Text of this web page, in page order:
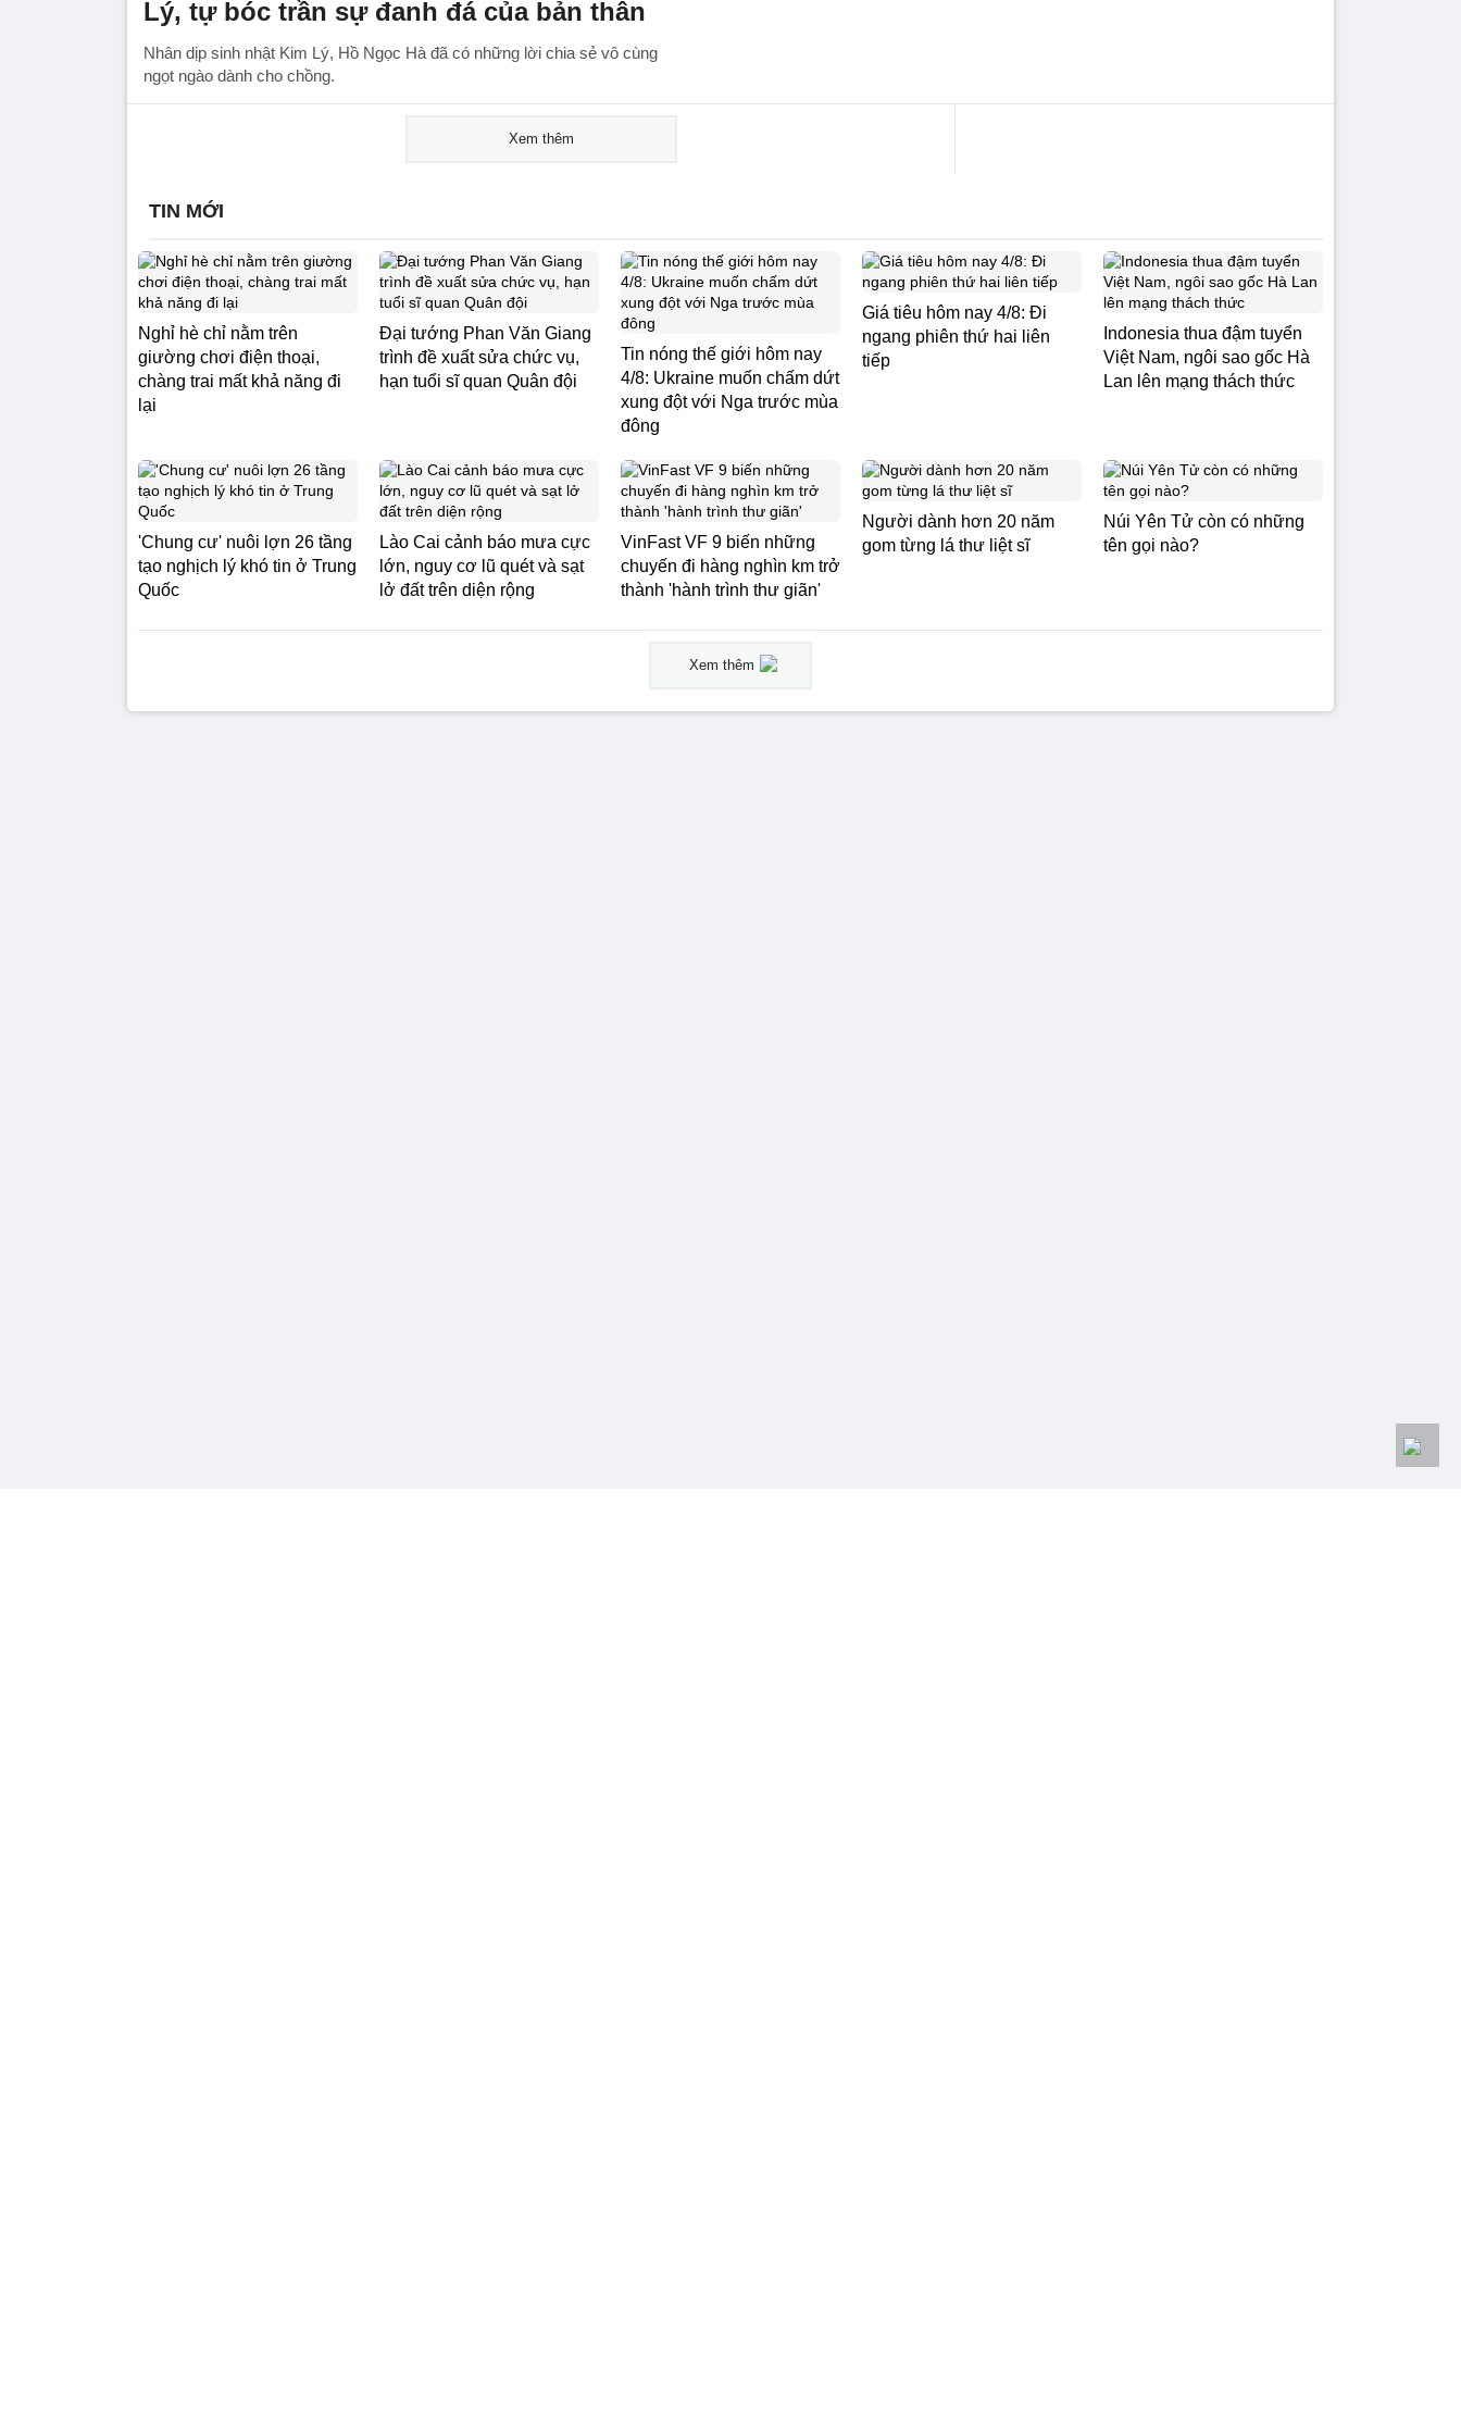
Lý, tự bóc trần sự đanh đá của bản thân
Nhân dịp sinh nhật Kim Lý, Hồ Ngọc Hà đã có những lời chia sẻ vô cùng
ngọt ngào dành cho chồng.
Xem thêm
TIN MỚI
Nghỉ hè chỉ nằm trên
giường chơi điện thoại,
chàng trai mất khả năng đi
lại
Đại tướng Phan Văn Giang
trình đề xuất sửa chức vụ,
hạn tuổi sĩ quan Quân đội
Tin nóng thế giới hôm nay
4/8: Ukraine muốn chấm dứt
xung đột với Nga trước mùa
đông
Giá tiêu hôm nay 4/8: Đi
ngang phiên thứ hai liên
tiếp
Indonesia thua đậm tuyển
Việt Nam, ngôi sao gốc Hà
Lan lên mạng thách thức
'Chung cư' nuôi lợn 26 tầng
tạo nghịch lý khó tin ở Trung
Quốc
Lào Cai cảnh báo mưa cực
lớn, nguy cơ lũ quét và sạt
lở đất trên diện rộng
VinFast VF 9 biến những
chuyến đi hàng nghìn km trở
thành 'hành trình thư giãn'
Người dành hơn 20 năm
gom từng lá thư liệt sĩ
Núi Yên Tử còn có những
tên gọi nào?
Xem thêm